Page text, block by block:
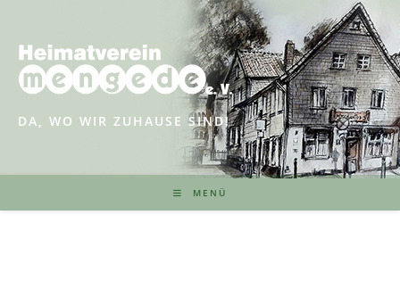
springen
DA, WO WIR ZUHAUSE SIND!
MENÜ